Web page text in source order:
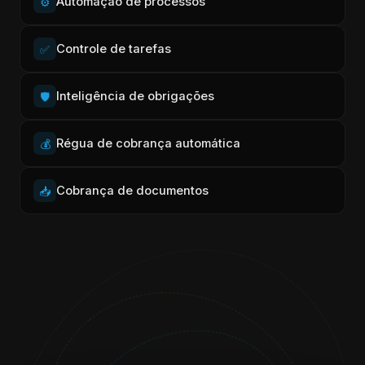
✅ Controle de tarefas
🛡️ Inteligência de obrigações
💰 Régua de cobrança automática
📥 Cobrança de documentos